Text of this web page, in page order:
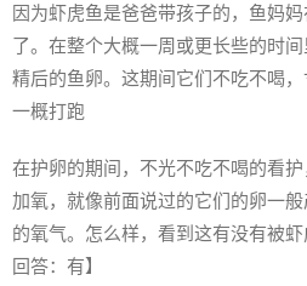
因为虾虎鱼是爸爸带孩子的，鱼妈
了。在整个大概一周或更长些的时
精后的鱼卵。这期间它们不吃不喝
一概打跑
在护卵的期间，不光不吃不喝的看
加氧，就像前面说过的它们的卵一
的氧气。怎么样，看到这有没有被
回答：有】